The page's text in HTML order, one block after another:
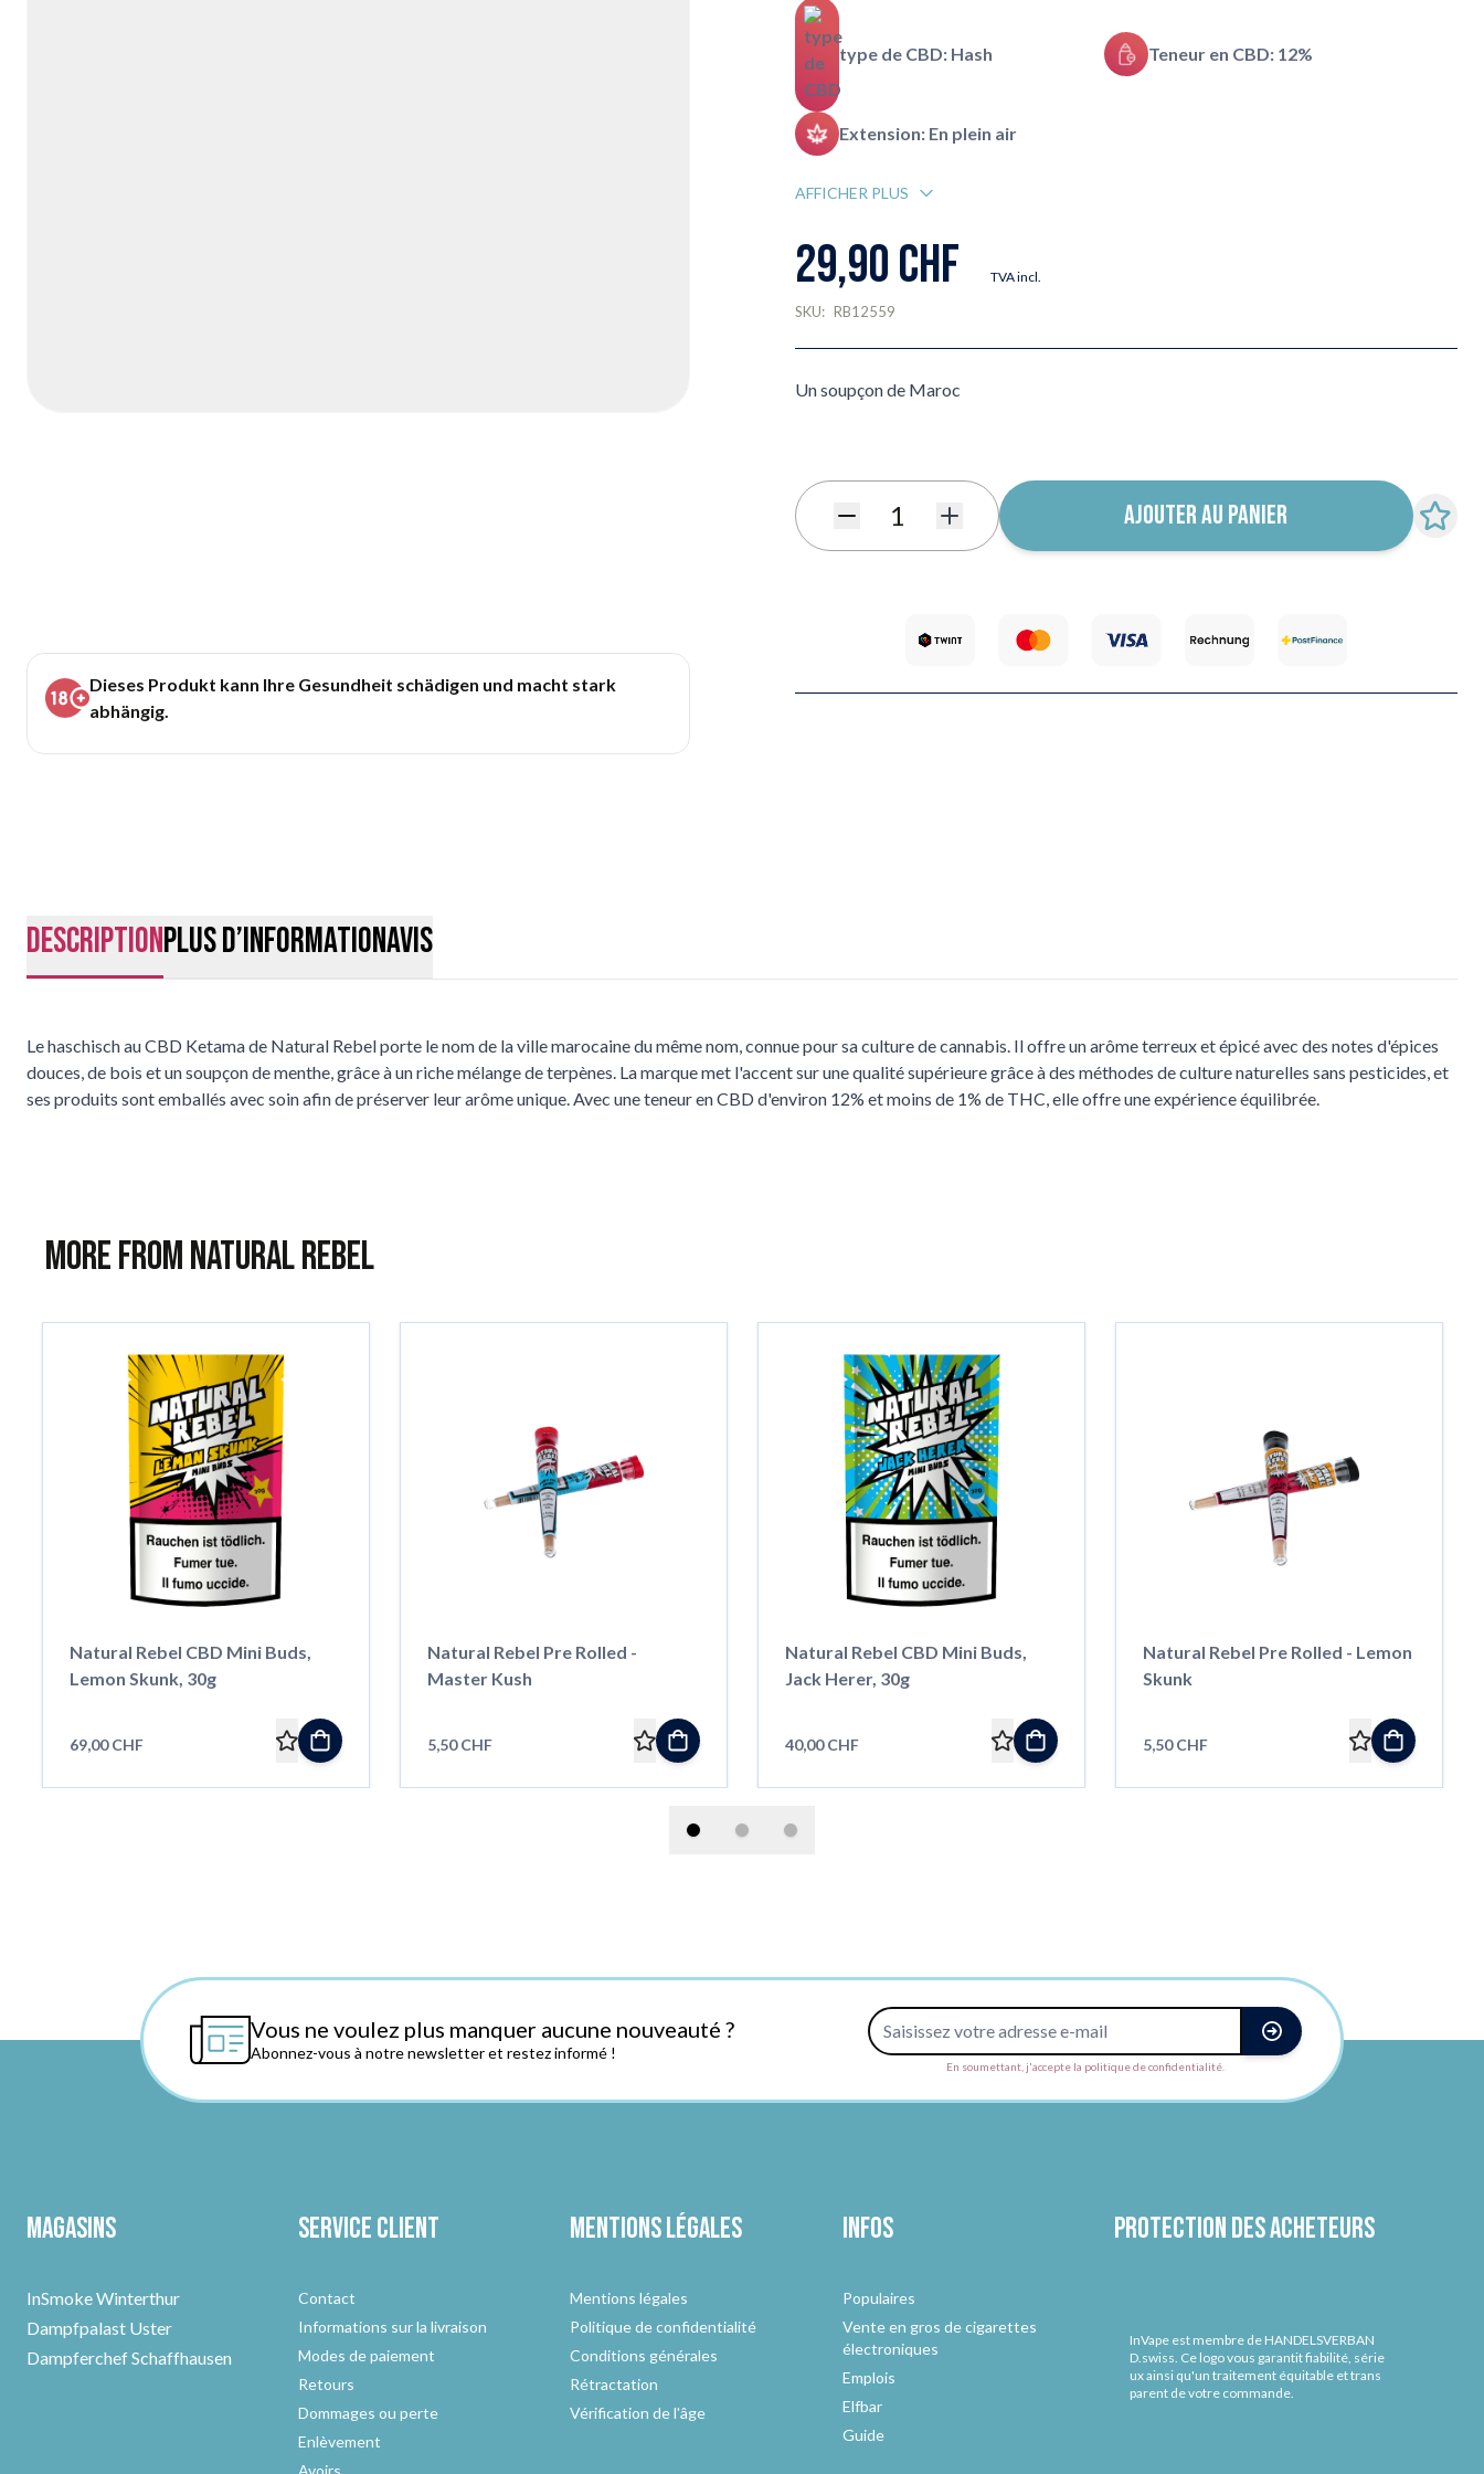
Dieses Produkt kann Ihre Gesundheit schädigen und macht stark
abhängig.
type de CBD: Hash Teneur en CBD: 12%
Extension: En plein air
AFFICHER PLUS
29,90 CHF TVA incl.
SKU: RB12559
Un soupçon de Maroc
Quantité AJOUTER AU PANIER
DescriptionPlus d’informationAvis
Le haschisch au CBD Ketama de Natural Rebel porte le nom de la ville marocaine du même nom, connue pour sa culture de cannabis. Il offre un arôme terreux et épicé avec des notes d'épices
douces, de bois et un soupçon de menthe, grâce à un riche mélange de terpènes. La marque met l'accent sur une qualité supérieure grâce à des méthodes de culture naturelles sans pesticides, et
ses produits sont emballés avec soin afin de préserver leur arôme unique. Avec une teneur en CBD d'environ 12% et moins de 1% de THC, elle offre une expérience équilibrée.
More from Natural Rebel
Natural Rebel CBD Mini Buds,
Lemon Skunk, 30g
69,00 CHF
Natural Rebel Pre Rolled -
Master Kush
5,50 CHF
Natural Rebel CBD Mini Buds,
Jack Herer, 30g
40,00 CHF
Natural Rebel Pre Rolled - Lemon
Skunk
5,50 CHF
Vous ne voulez plus manquer aucune nouveauté ?
Abonnez-vous à notre newsletter et restez informé !
Adresse e-mail
En soumettant, j'accepte la politique de confidentialité.
Magasins
InSmoke Winterthur
Dampfpalast Uster
Dampferchef Schaffhausen
Service client
Contact
Informations sur la livraison
Modes de paiement
Retours
Dommages ou perte
Enlèvement
Avoirs
Mentions légales
Mentions légales
Politique de confidentialité
Conditions générales
Rétractation
Vérification de l'âge
Infos
Populaires
Vente en gros de cigarettes
électroniques
Emplois
Elfbar
Guide
Protection des acheteurs
InVape est membre de HANDELSVERBAN
D.swiss. Ce logo vous garantit fiabilité, série
ux ainsi qu'un traitement équitable et trans
parent de votre commande.